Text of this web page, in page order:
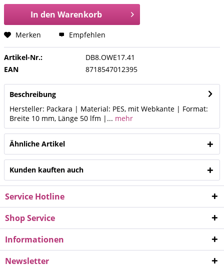
In den Warenkorb
Merken Empfehlen
Artikel-Nr.:
DB8.OWE17.41
EAN
8718547012395
Beschreibung
Hersteller: Packara | Material: PES, mit Webkante | Format:
Breite 10 mm, Länge 50 lfm |... mehr
Ähnliche Artikel
Kunden kauften auch
Service Hotline
Shop Service
Informationen
Newsletter